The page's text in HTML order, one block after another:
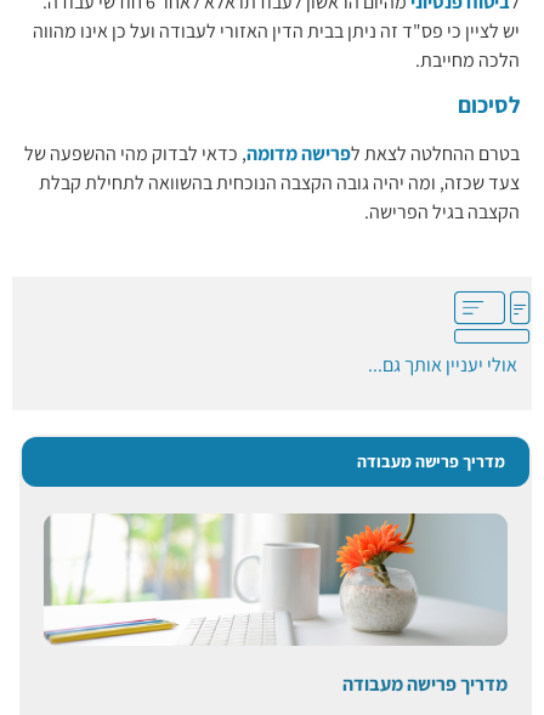
יש לציין כי פס"ד זה ניתן בבית הדין האזורי לעבודה ועל כן אינו מהווה
הלכה מחייבת.
לסיכום
בטרם ההחלטה לצאת לפרישה מדומה, כדאי לבדוק מהי ההשפעה של
צעד שכזה, ומה יהיה גובה הקצבה הנוכחית בהשוואה לתחילת קבלת
הקצבה בגיל הפרישה.
אולי יעניין אותך גם...
מדריך פרישה מעבודה
מדריך פרישה מעבודה